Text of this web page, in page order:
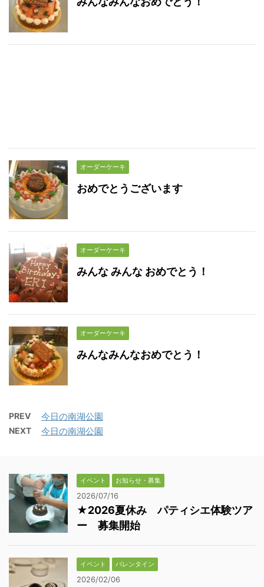
オーダーケーキ
おめでとうございます
オーダーケーキ
みんな みんな おめでとう！
オーダーケーキ
みんなみんなおめでとう！
PREV 今日の南湖公園
NEXT 今日の南湖公園
イベント お知らせ・募集
2026/07/16
★2026夏休み パティシエ体験ツア
ー 募集開始
イベント バレンタイン
2026/02/06